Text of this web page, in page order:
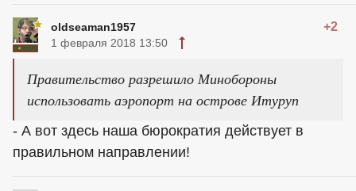
oldseaman1957 +2
1 февраля 2018 13:50
Правительство разрешило Минобороны
использовать аэропорт на острове Итуруп
- А вот здесь наша бюрократия действует в
правильном направлении!